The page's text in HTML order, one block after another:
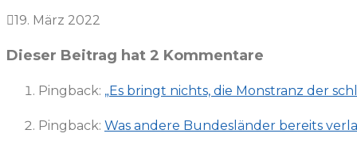
19. März 2022
Dieser Beitrag hat 2 Kommentare
Pingback: „Es bringt nichts, die Monstranz der
Pingback: Was andere Bundesländer bereits